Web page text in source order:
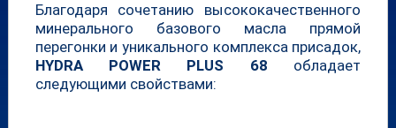
Благодаря сочетанию высококачественного
минерального базового масла прямой
перегонки и уникального комплекса присадок,
HYDRA POWER PLUS 68 обладает
следующими свойствами: